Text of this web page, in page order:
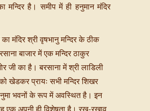
मन्दिर है। समीप में ही हनुमान मंदिर
मंदिर श्री वृषभानु मन्दिर के ठीक
बाजार में एक मन्दिर ठाकुर
जी का है। बरसाना में श्री लाडिली
खेडकर प्रायः सभी मन्दिर शिखर
भवनों के रूप में अवस्थित है। इन
एक अपनी ही विशेषता है। रख-रखाव